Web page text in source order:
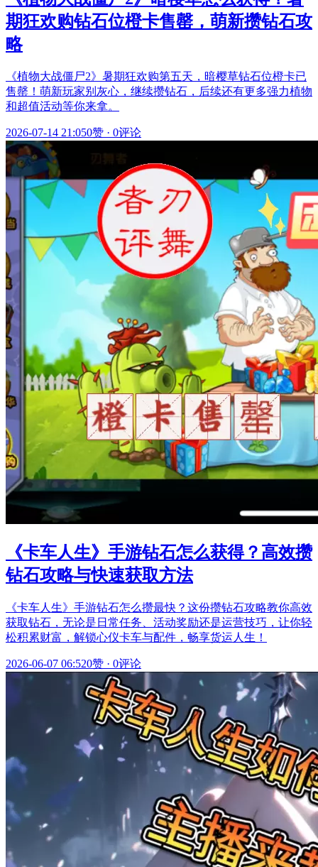
期狂欢购钻石位橙卡售罄，萌新攒钻石攻
略
《植物大战僵尸2》暑期狂欢购第五天，暗樱草钻石位橙卡已
售罄！萌新玩家别灰心，继续攒钻石，后续还有更多强力植物
和超值活动等你来拿。
2026-07-14 21:050赞 · 0评论
《卡车人生》手游钻石怎么获得？高效攒
钻石攻略与快速获取方法
《卡车人生》手游钻石怎么攒最快？这份攒钻石攻略教你高效
获取钻石，无论是日常任务、活动奖励还是运营技巧，让你轻
松积累财富，解锁心仪卡车与配件，畅享货运人生！
2026-06-07 06:520赞 · 0评论